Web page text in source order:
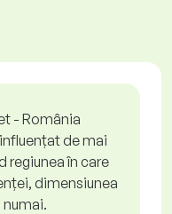
- România
de mai
regiunea în care
dimensiunea